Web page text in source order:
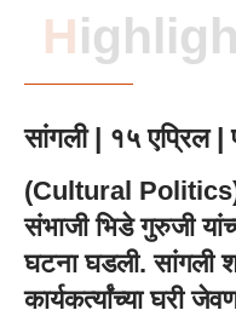
सांगली | १५ एप्रिल |
(Cultural Politics)
संभाजी भिडे गुरुजी
घटना घडली. सांगली
कार्यकर्त्यांच्या घरी